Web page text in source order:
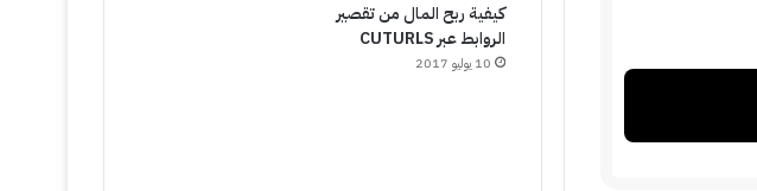
كيفية ربح المال من تقصير
الروابط عبر CUTURLS
10 يوليو 2017